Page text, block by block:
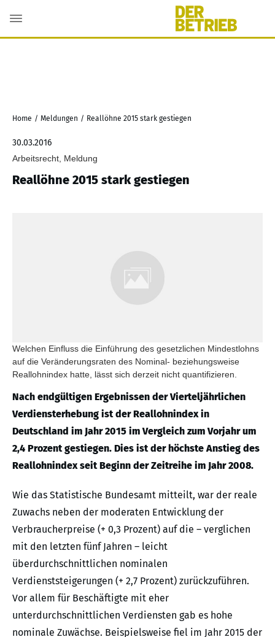
Home / Meldungen / Reallöhne 2015 stark gestiegen
30.03.2016
Arbeitsrecht, Meldung
Reallöhne 2015 stark gestiegen
Welchen Einfluss die Einführung des gesetzlichen Mindestlohns
auf die Veränderungsraten des Nominal- beziehungsweise
Reallohnindex hatte, lässt sich derzeit nicht quantifizieren.
Nach endgültigen Ergebnissen der Vierteljährlichen
Verdiensterhebung ist der Reallohnindex in
Deutschland im Jahr 2015 im Vergleich zum Vorjahr um
2,4 Prozent gestiegen. Dies ist der höchste Anstieg des
Reallohnindex seit Beginn der Zeitreihe im Jahr 2008.
Wie das Statistische Bundesamt mitteilt, war der reale
Zuwachs neben der moderaten Entwicklung der
Verbraucherpreise (+ 0,3 Prozent) auf die – verglichen
mit den letzten fünf Jahren – leicht
überdurchschnittlichen nominalen
Verdienststeigerungen (+ 2,7 Prozent) zurückzuführen.
Vor allem für Beschäftigte mit eher
unterdurchschnittlichen Verdiensten gab es hohe
nominale Zuwächse. Beispielsweise fiel im Jahr 2015 der